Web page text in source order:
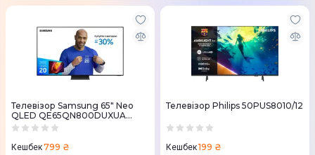
Телевізор Samsung 65" Neo
QLED QE65QN800DUXUA
MiniLED
Кешбек799 ₴
Телевізор Philips 50PUS8010/12
Кешбек199 ₴